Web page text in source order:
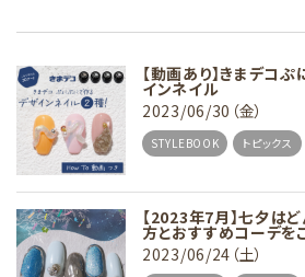
【動画あり】きまデコ
インネイル
2023/06/30（金）
STYLEBOOK トピックス
【2023年7月】七夕は
方とおすすめコーデを
2023/06/24（土）